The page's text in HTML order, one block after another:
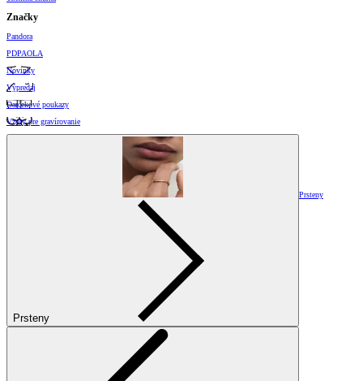
Značky
Pandora
PDPAOLA
Novinky
Výpredaj
Darčekové poukazy
Vzory pre gravírovanie
Prsteny
Prsteny